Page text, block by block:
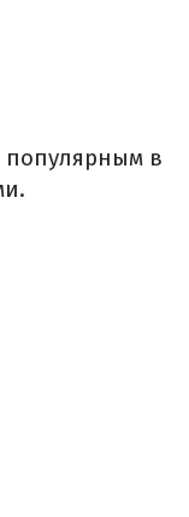
популярным в